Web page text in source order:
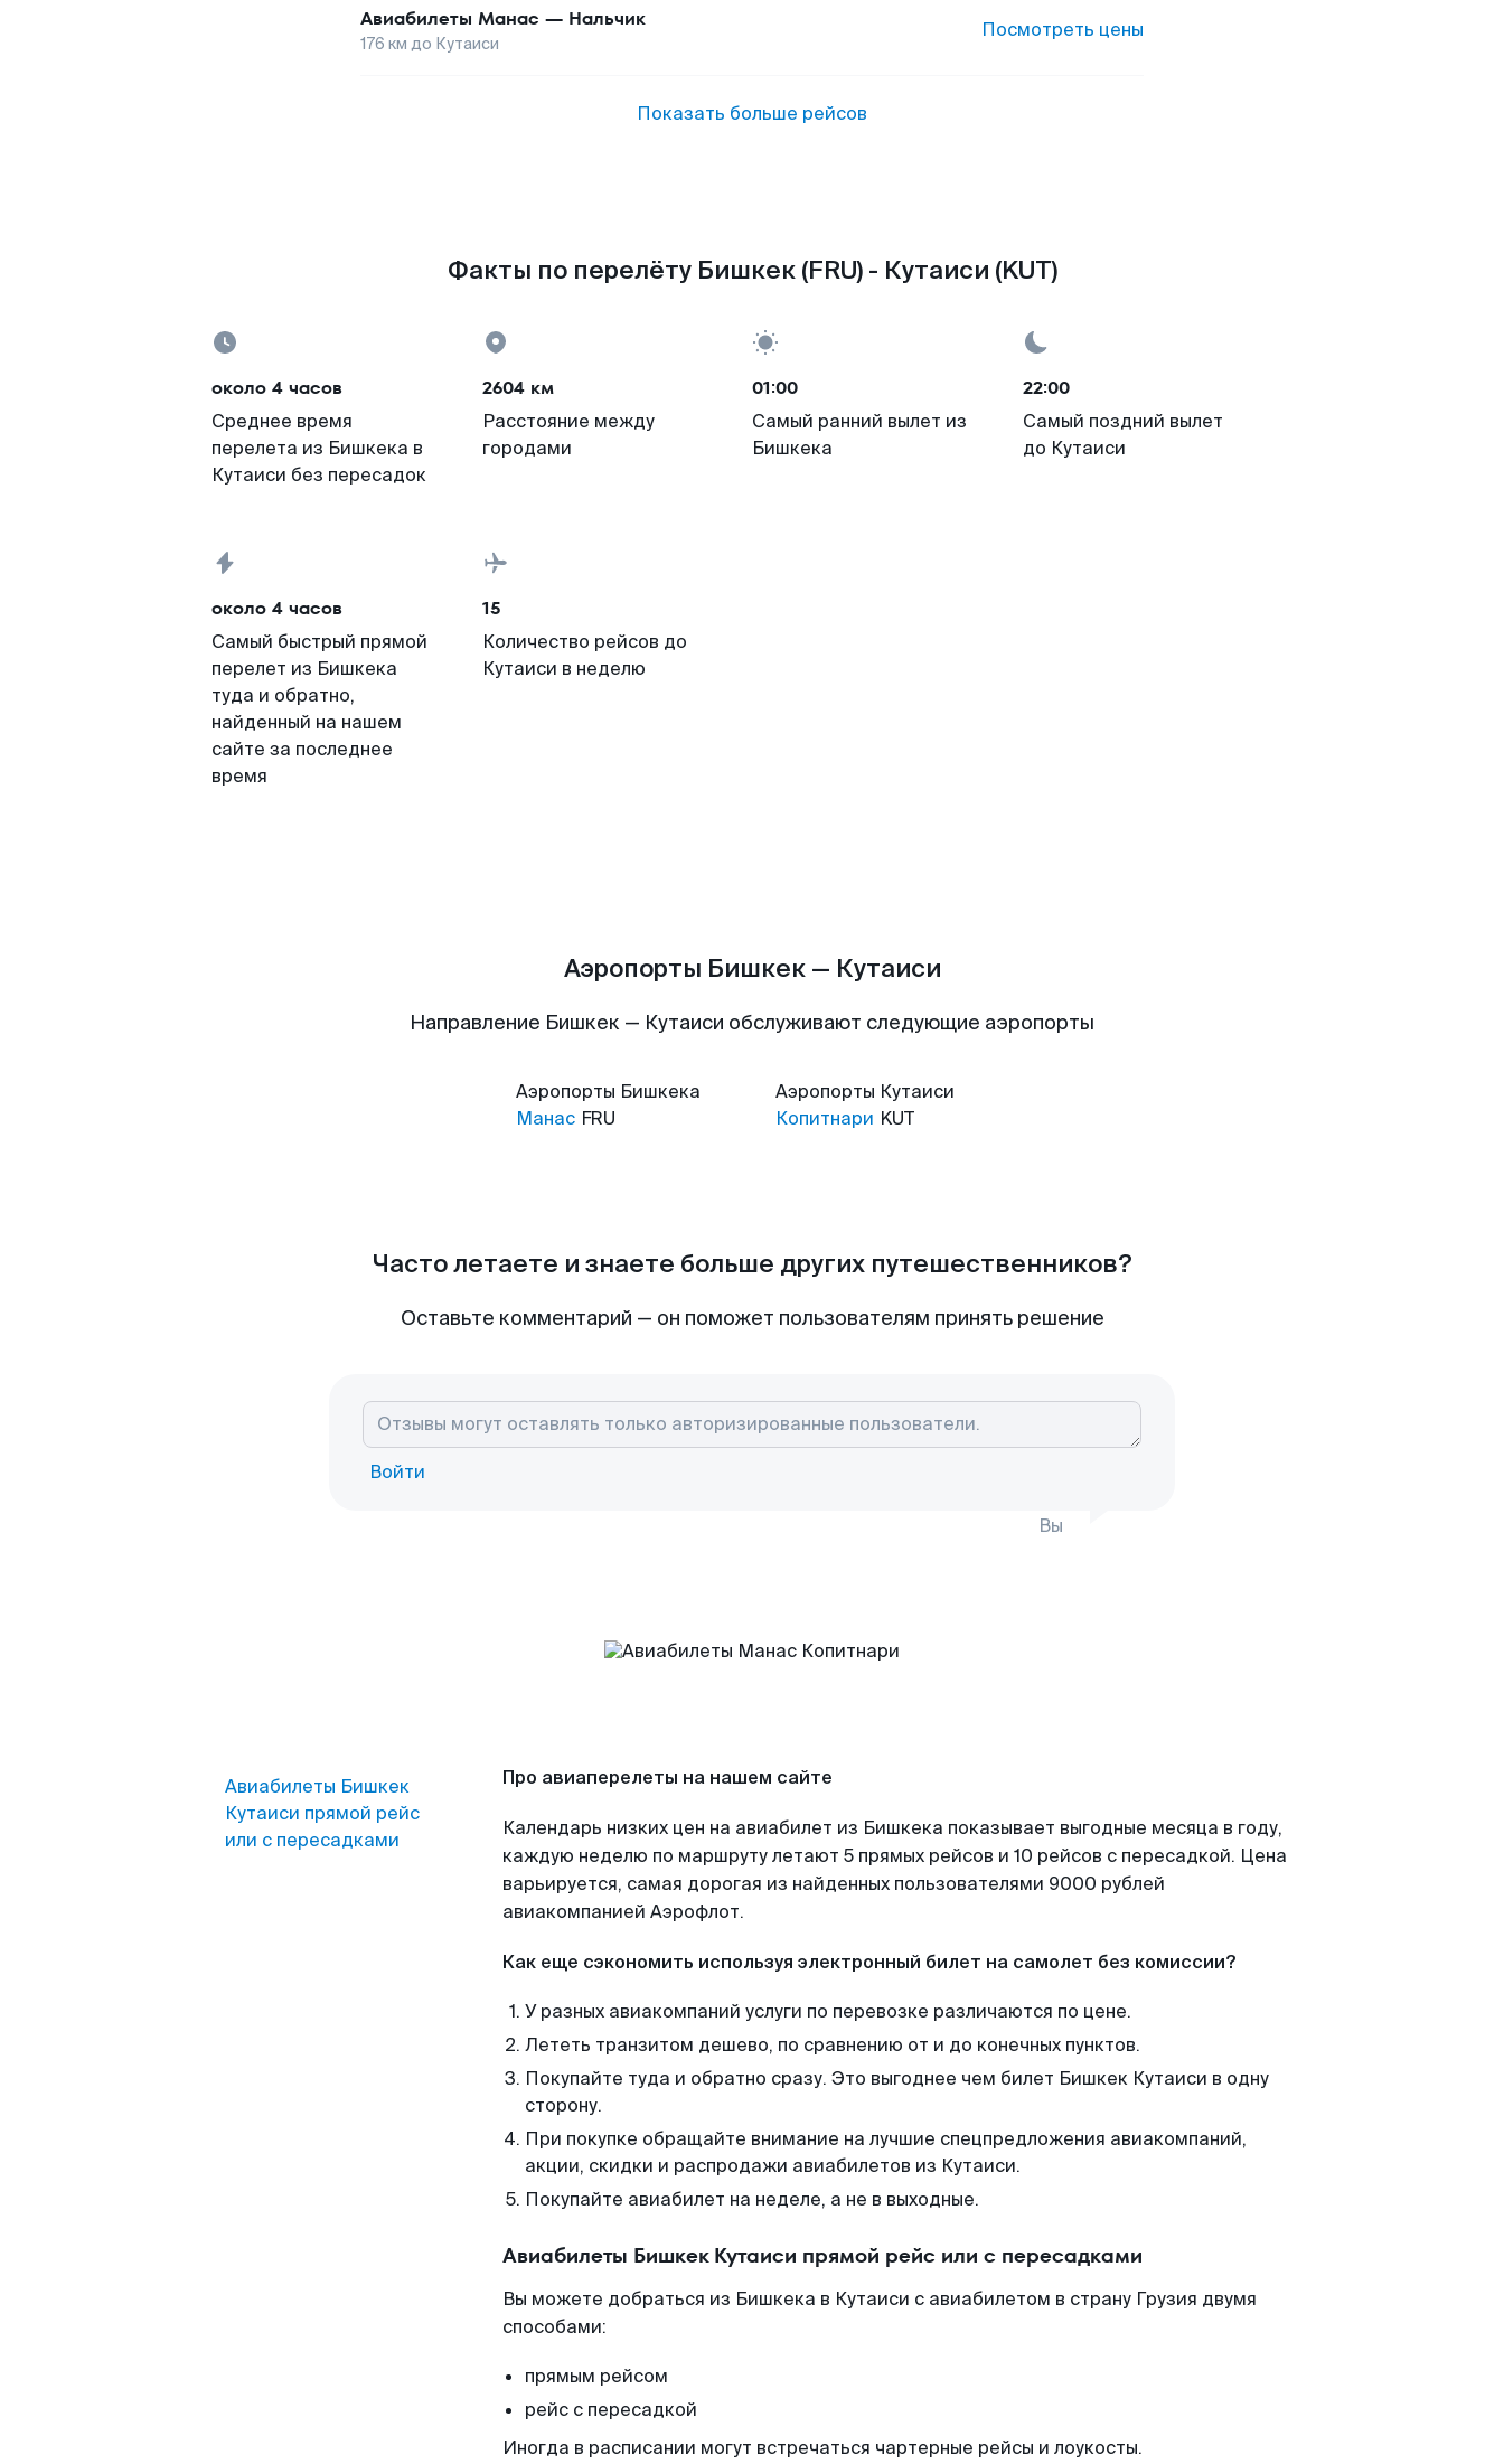
Авиабилеты Манас — Нальчик
176 км до Кутаиси
Посмотреть цены
Показать больше рейсов
Факты по перелёту Бишкек (FRU) - Кутаиси (KUT)
около 4 часов
Среднее время
перелета из Бишкека в
Кутаиси без пересадок
2604 км
Расстояние между
городами
01:00
Самый ранний вылет из
Бишкека
22:00
Самый поздний вылет
до Кутаиси
около 4 часов
Самый быстрый прямой
перелет из Бишкека
туда и обратно,
найденный на нашем
сайте за последнее
время
15
Количество рейсов до
Кутаиси в неделю
Аэропорты Бишкек — Кутаиси
Направление Бишкек — Кутаиси обслуживают следующие аэропорты
Аэропорты Бишкека
Манас FRU
Аэропорты Кутаиси
Копитнари KUT
Часто летаете и знаете больше других путешественников?
Оставьте комментарий — он поможет пользователям принять решение
Войти
Вы
Авиабилеты Бишкек
Кутаиси прямой рейс
или с пересадками
Про авиаперелеты на нашем сайте
Календарь низких цен на авиабилет из Бишкека показывает выгодные месяца в году,
каждую неделю по маршруту летают 5 прямых рейсов и 10 рейсов с пересадкой. Цена
варьируется, самая дорогая из найденных пользователями 9000 рублей
авиакомпанией Аэрофлот.
Как еще сэкономить используя электронный билет на самолет без комиссии?
У разных авиакомпаний услуги по перевозке различаются по цене.
Лететь транзитом дешево, по сравнению от и до конечных пунктов.
Покупайте туда и обратно сразу. Это выгоднее чем билет Бишкек Кутаиси в одну
сторону.
При покупке обращайте внимание на лучшие спецпредложения авиакомпаний,
акции, скидки и распродажи авиабилетов из Кутаиси.
Покупайте авиабилет на неделе, а не в выходные.
Авиабилеты Бишкек Кутаиси прямой рейс или с пересадками
Вы можете добраться из Бишкека в Кутаиси с авиабилетом в страну Грузия двумя
способами:
прямым рейсом
рейс с пересадкой
Иногда в расписании могут встречаться чартерные рейсы и лоукосты.